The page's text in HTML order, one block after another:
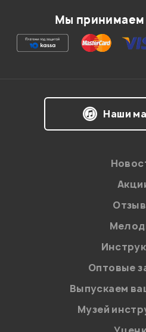
Ваша оценка:
на
Политикой
персональных данных.
Введите проверочное
Мы принимаем
Наши
Оптовые
Выпускаем
Музей